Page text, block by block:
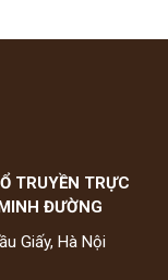
TRUYỀN TRỰC
ĐƯỜNG
Giấy, Hà Nội